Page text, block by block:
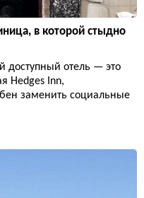
в которой стыдно
доступный отель — это
Hedges Inn,
заменить социальные